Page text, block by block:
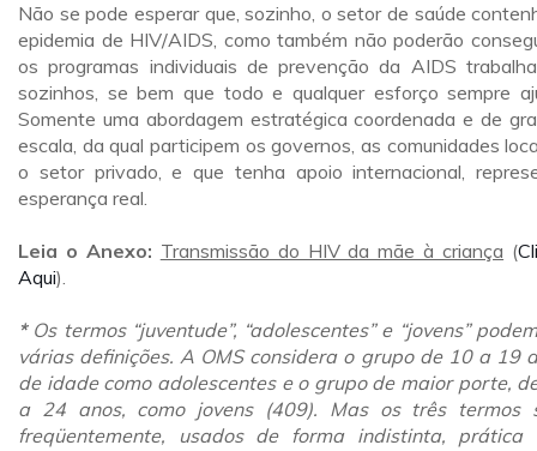
Não se pode esperar que, sozinho, o setor de saúde
epidemia de HIV/AIDS, como também não poderão
os programas individuais de prevenção da AIDS
sozinhos, se bem que todo e qualquer esforço sempre
Somente uma abordagem estratégica coordenada e de
escala, da qual participem os governos, as comunidades
o setor privado, e que tenha apoio internacional,
esperança real.
Leia o Anexo: Transmissão do HIV da mãe à criança (
Aqui).
* Os termos “juventude”, “adolescentes” e “jovens”
várias definições. A OMS considera o grupo de 10 a 19
de idade como adolescentes e o grupo de maior porte,
a 24 anos, como jovens (409). Mas os três termos
freqüentemente, usados de forma indistinta, prática